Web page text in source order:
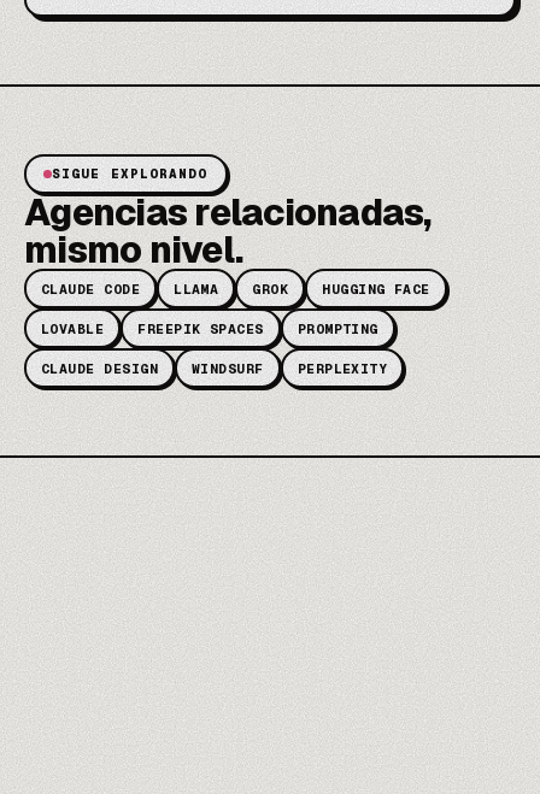
SIGUE EXPLORANDO
Agencias relacionadas,
mismo nivel.
CLAUDE CODE LLAMA GROK HUGGING FACE
LOVABLE FREEPIK SPACES PROMPTING
CLAUDE DESIGN WINDSURF PERPLEXITY